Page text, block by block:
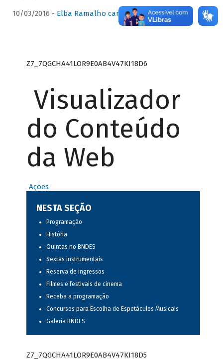
10/03/2016 - Elba Ramalho canta Dominguinhos
Z7_7QGCHA41LOR9E0AB4V47KI18D6
Visualizador
do Conteúdo
da Web
Ações
NESTA SEÇÃO
Programação
História
Quintas no BNDES
Sextas instrumentais
Reserva de ingressos
Filmes e festivais de cinema
Receba a programação
Concursos para Escolha de Espetáculos Musicais
Galeria BNDES
Z7_7QGCHA41LOR9E0AB4V47KI18D5